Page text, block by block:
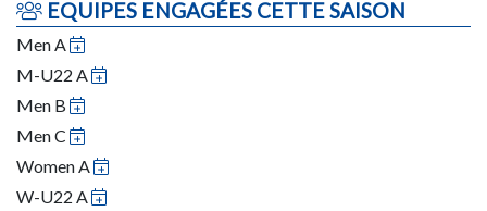
EQUIPES ENGAGÉES CETTE SAISON
Men A
M-U22 A
Men B
Men C
Women A
W-U22 A